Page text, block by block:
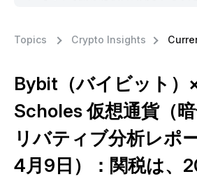
Topics Crypto Insights
Bybit（バイビット）
Scholes 仮想通貨（
リバティブ分析レポ
4月9日）：関税は、